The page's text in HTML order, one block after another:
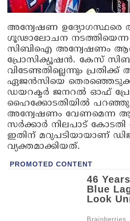
അന്വേഷണ ഉദ്യോഗസ്ഥരെ
ഗൂഢാലോചന
സിബിഐ അന്വേഷണം
പ്രോസിക്യൂഷന്‍. കേസ്
വിടേണ്ടതില്ലെന്നും
ഏജന്‍സിയെ
ഡയറക്ടര്‍ ജനറല്‍ ഓഫ്
ഹൈക്കോടതിയില്‍
അന്വേഷണം വേണമെന്ന
സര്‍ക്കാര്‍ നിലപാട് കോടതി
ഇതിന് മറുപടിയായാണ്
വ്യക്തമാക്കിയത്.